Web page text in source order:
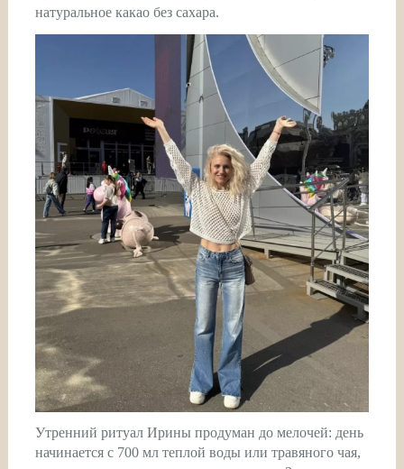
натуральное какао без сахара.
Утренний ритуал Ирины продуман до мелочей: день
начинается с 700 мл теплой воды или травяного чая,